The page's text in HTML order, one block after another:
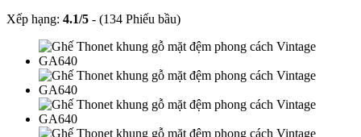
Xếp hạng: 4.1/5 - (134 Phiếu bầu)